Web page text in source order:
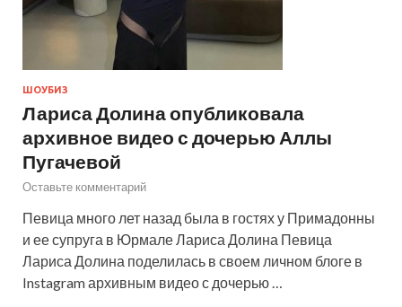
ШОУБИЗ
Лариса Долина опубликовала
архивное видео с дочерью Аллы
Пугачевой
Оставьте комментарий
Певица много лет назад была в гостях у Примадонны
и ее супруга в Юрмале Лариса Долина Певица
Лариса Долина поделилась в своем личном блоге в
Instagram архивным видео с дочерью …